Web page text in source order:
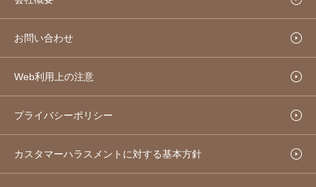
お問い合わせ
Web利用上の注意
プライバシーポリシー
カスタマーハラスメントに対する基本方針